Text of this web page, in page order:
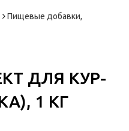
Пищевые добавки,
ДЛЯ КУР-
1 КГ